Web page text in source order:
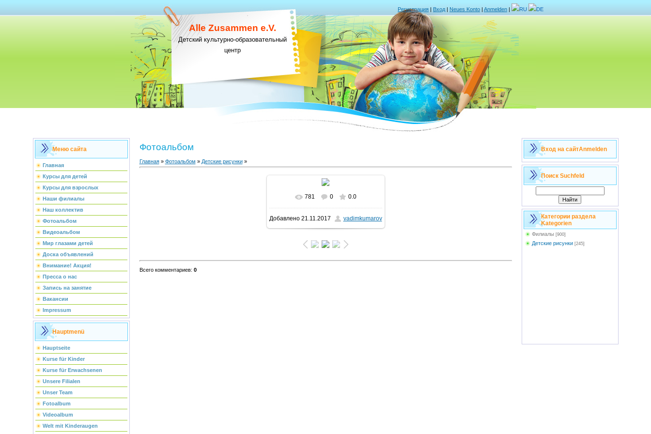
Регистрация | Вход | Neues Konto | Anmelden | RU DE
Alle Zusammen e.V.
Детский культурно-образовательный
центр
Меню сайта
Главная
Курсы для детей
Курсы для взрослых
Наши филиалы
Наш коллектив
Фотоальбом
Видеоальбом
Мир глазами детей
Доска объявлений
Внимание! Акция!
Пресса о нас
Запись на занятие
Вакансии
Impressum
Hauptmenü
Hauptseite
Kurse für Kinder
Kurse für Erwachsenen
Unsere Filialen
Unser Team
Fotoalbum
Videoalbum
Welt mit Kinderaugen
Фотоальбом
Главная» Фотоальбом » Детские рисунки»
В реальном размере 581x877
105.8Kb
781 0 0.0
Добавлено21.11.2017 vadimkumarov
Всего комментариев: 0
Вход на сайтAnmelden
Поиск Suchfeld
Категории раздела
Kategorien
Филиалы [900]
Детские рисунки [245]